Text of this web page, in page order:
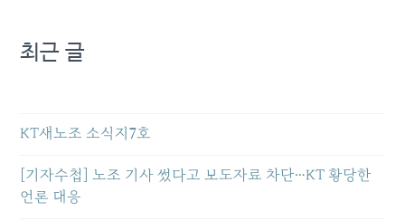
최근 글
KT새노조 소식지7호
[기자수첩] 노조 기사 썼다고 보도자료 차단…KT 황당한
언론 대응